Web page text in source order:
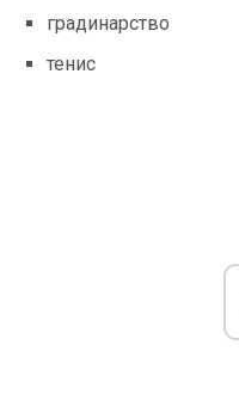
градинарство
тенис